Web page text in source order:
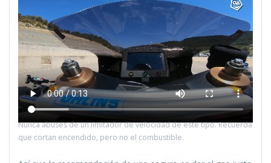
Nunca abuses de un limitador de velocidad de este tipo. Recuerda
que cortan encendido, pero no el combustible.